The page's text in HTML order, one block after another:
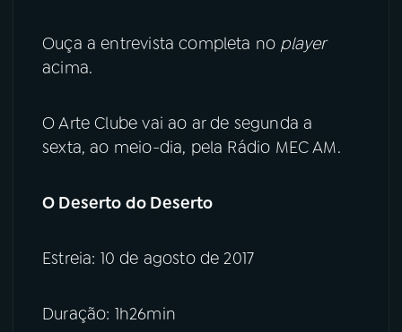
Ouça a entrevista completa no player
acima.
O Arte Clube vai ao ar de segunda a
sexta, ao meio-dia, pela Rádio MEC AM.
O Deserto do Deserto
Estreia: 10 de agosto de 2017
Duração: 1h26min